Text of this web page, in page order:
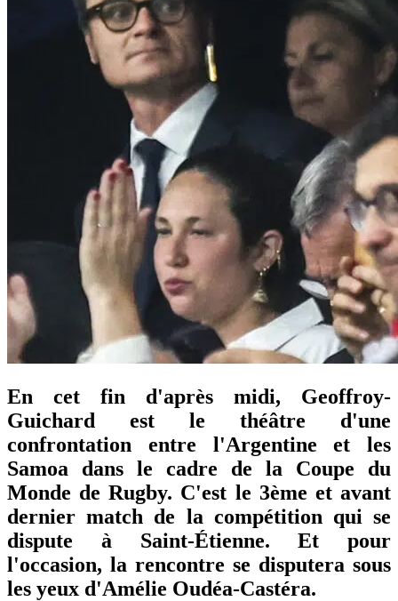
En cet fin d'après midi, Geoffroy-
Guichard est le théâtre d'une
confrontation entre l'Argentine et les
Samoa dans le cadre de la Coupe du
Monde de Rugby. C'est le 3ème et avant
dernier match de la compétition qui se
dispute à Saint-Étienne. Et pour
l'occasion, la rencontre se disputera sous
les yeux d'Amélie Oudéa-Castéra.